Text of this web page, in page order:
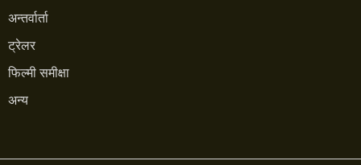
अन्तर्वार्ता
ट्रेलर
फिल्मी समीक्षा
अन्य